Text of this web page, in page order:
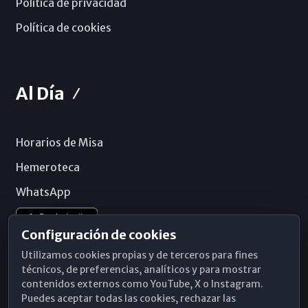
Política de cookies
Al Día
Horarios de Misa
Hemeroteca
WhatsApp
Configuración de cookies
Utilizamos cookies propias y de terceros para fines
técnicos, de preferencias, analíticos y para mostrar
contenidos externos como YouTube, X o Instagram.
Puedes aceptar todas las cookies, rechazar las